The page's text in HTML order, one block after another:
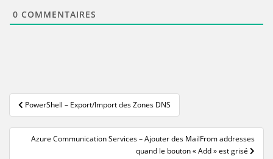
0 COMMENTAIRES
Navigation
de
l’article
PowerShell – Export/Import des Zones DNS
Azure Communication Services – Ajouter des MailFrom addresses
quand le bouton « Add » est grisé